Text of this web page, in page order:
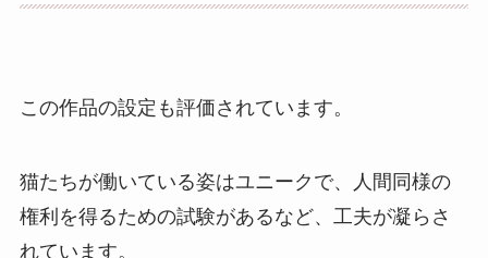
この作品の設定も評価されています。
猫たちが働いている姿はユニークで、人間同様の
権利を得るための試験があるなど、工夫が凝らさ
れています。